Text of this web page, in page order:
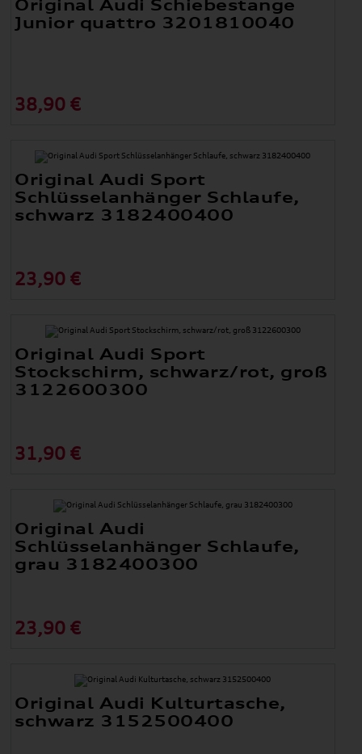
Original Audi Schiebestange
Junior quattro 3201810040
38,90 €
Original Audi Sport
Schlüsselanhänger Schlaufe,
schwarz 3182400400
23,90 €
Original Audi Sport
Stockschirm, schwarz/rot, groß
3122600300
31,90 €
Original Audi
Schlüsselanhänger Schlaufe,
grau 3182400300
23,90 €
Original Audi Kulturtasche,
schwarz 3152500400